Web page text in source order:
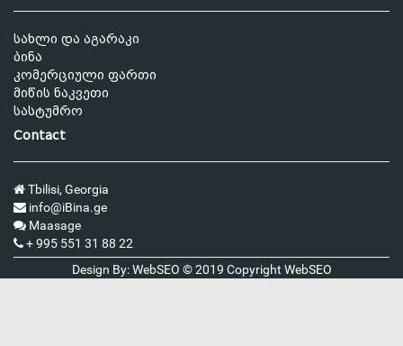
სახლი და აგარაკი
ბინა
კომერციული ფართი
მიწის ნაკვეთი
სასტუმრო
Contact
Tbilisi, Georgia
info@iBina.ge
Maasage
+ 995 551 31 88 22
Design By: WebSEO © 2019 Copyright WebSEO